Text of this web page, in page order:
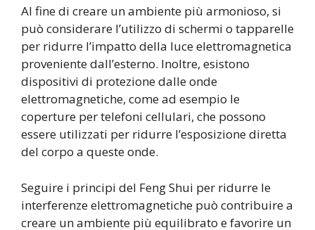
Al fine di creare un ambiente più armonioso, si
può considerare l’utilizzo di schermi o tapparelle
per ridurre l’impatto della luce elettromagnetica
proveniente dall’esterno. Inoltre, esistono
dispositivi di protezione dalle onde
elettromagnetiche, come ad esempio le
coperture per telefoni cellulari, che possono
essere utilizzati per ridurre l’esposizione diretta
del corpo a queste onde.
Seguire i principi del Feng Shui per ridurre le
interferenze elettromagnetiche può contribuire a
creare un ambiente più equilibrato e favorire un